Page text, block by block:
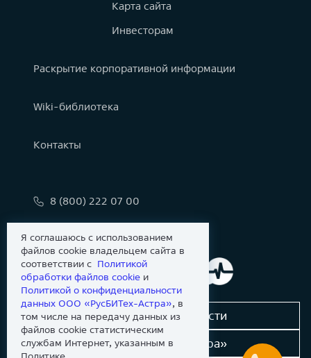
Карта сайта
Инвесторам
Раскрытие корпоративной информации
Wiki-библиотека
Контакты
8 (800) 222 07 00
Сообщить об уязвимости
Новости «Группы Астра»
Я соглашаюсь с использованием
файлов cookie владельцем сайта в
соответствии с Политикой
обработки файлов сookie и
Политикой о конфиденциальности
данных ООО «РусБИТех-Астра», в
том числе на передачу данных из
файлов cookie статистическим
службам Интернет, указанным в